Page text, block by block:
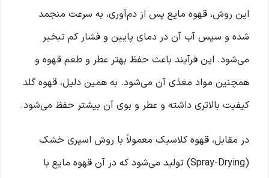
این روش، قهوه مایع پس از دم‌آوری، به سرعت منجمد
شده و سپس آب آن در دمای پایین و فشار کم تبخیر
می‌شود. این فرآیند باعث حفظ بهتر عطر و طعم قهوه و
همچنین مواد مغذی آن می‌شود. به همین دلیل، قهوه گلد
کیفیت بالاتری داشته و عطر و بوی آن بیشتر حفظ می‌شود.
در مقابل، قهوه کلاسیک معمولاً با روش اسپری خشک
(Spray-Drying) تولید می‌شود که در آن قهوه مایع با